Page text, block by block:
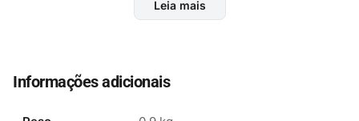
profissionais que exigem alta performance. Suas
navegação sem interrupções.
O padrão IEEE 802.11ax garante que você esteja à
Leia mais
Informações adicionais